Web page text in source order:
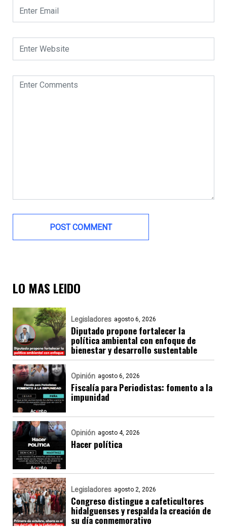
LO MAS LEIDO
Legisladores agosto 6, 2026
Diputado propone fortalecer la
política ambiental con enfoque de
bienestar y desarrollo sustentable
Opinión agosto 6, 2026
Fiscalía para Periodistas: fomento a la
impunidad
Opinión agosto 4, 2026
Hacer política
Legisladores agosto 2, 2026
Congreso distingue a cafeticultores
hidalguenses y respalda la creación de
su día conmemorativo